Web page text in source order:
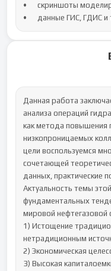
•	скриншоты моделирования
•	данные ГИС, ГДИС и
Данная работа
анализа операций
как метода повышения
низкопроницаемых
цели воспользуемся
сочетающей
данных, практические
Актуальность темы
фундаментальных
мировой нефтегазовой
1) Истощение
нетрадиционным
2) Экономическая
3) Высокая